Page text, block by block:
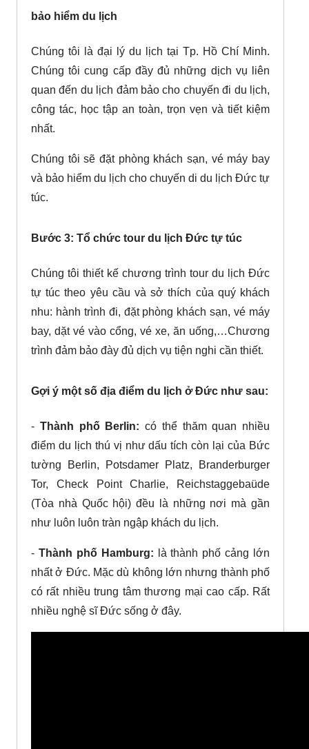
bảo hiểm du lịch
Chúng tôi là đại lý du lịch tại Tp. Hồ Chí Minh.
Chúng tôi cung cấp đầy đủ những dịch vụ liên
quan đến du lịch đảm bảo cho chuyến đi du lịch,
công tác, học tập an toàn, trọn vẹn và tiết kiệm
nhất.
Chúng tôi sẽ đặt phòng khách sạn, vé máy bay
và bảo hiểm du lịch cho chuyến di du lịch Đức tự
túc.
Bước 3: Tổ chức tour du lịch Đức tự túc
Chúng tôi thiết kế chương trình tour du lịch Đức
tự túc theo yêu cầu và sở thích của quý khách
nhu: hành trình đi, đặt phòng khách sạn, vé máy
bay, dặt vé vào cổng, vé xe, ăn uống,…Chương
trình đảm bảo đày đủ dịch vụ tiện nghi cần thiết.
Gợi ý một số địa điểm du lịch ở Đức như sau:
- Thành phố Berlin: có thể thăm quan nhiều
điểm du lịch thú vị như dấu tích còn lại của Bức
tường Berlin, Potsdamer Platz, Branderburger
Tor, Check Point Charlie, Reichstaggebaüde
(Tòa nhà Quốc hội) đều là những nơi mà gần
như luôn luôn tràn ngập khách du lịch.
- Thành phố Hamburg: là thành phố cảng lớn
nhất ở Đức. Mặc dù không lớn nhưng thành phố
có rất nhiều trung tâm thương mại cao cấp. Rất
nhiều nghệ sĩ Đức sống ở đây.